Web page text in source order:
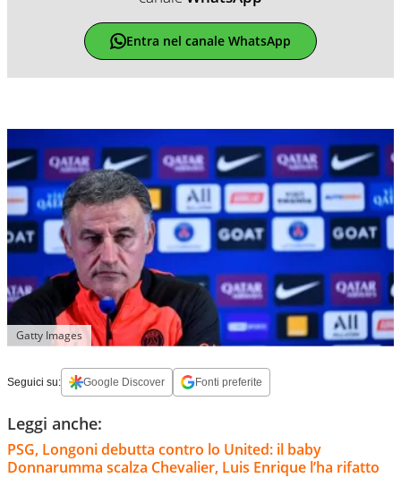
Entra nel canale WhatsApp
Gatty Images
Seguici su: Google Discover Fonti preferite
Leggi anche:
PSG, Longoni debutta contro lo United: il baby
Donnarumma scalza Chevalier, Luis Enrique l’ha rifatto